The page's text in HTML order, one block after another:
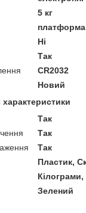
5 кг
платформа
Ні
Так
CR2032
Новий
характеристики
Так
Так
Так
Пластик,
Зелений